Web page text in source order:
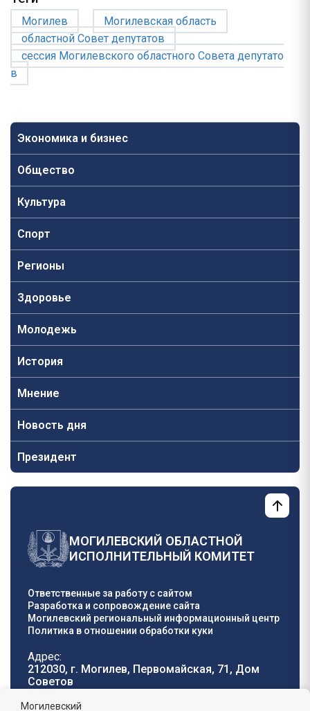
Экономика и бизнес
Общество
Культура
Спорт
Регионы
Здоровье
Молодежь
История
Мнение
Новость дня
Президент
Могилев
Могилевская область
областной Совет депутатов
сессия Могилевского областного Совета депутато
в
МОГИЛЕВСКИЙ ОБЛАСТНОЙ
ИСПОЛНИТЕЛЬНЫЙ КОМИТЕТ
Ответственные за работу с сайтом
Разработка и сопровождение сайта
Могилевский региональный информационный центр
Политика в отношении обработки куки
Адрес:
212030, г. Могилев, Первомайская, 71, Дом
Cоветов
Телефон горячей
Могилевский